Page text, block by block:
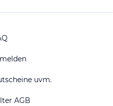
uvm.
AGB